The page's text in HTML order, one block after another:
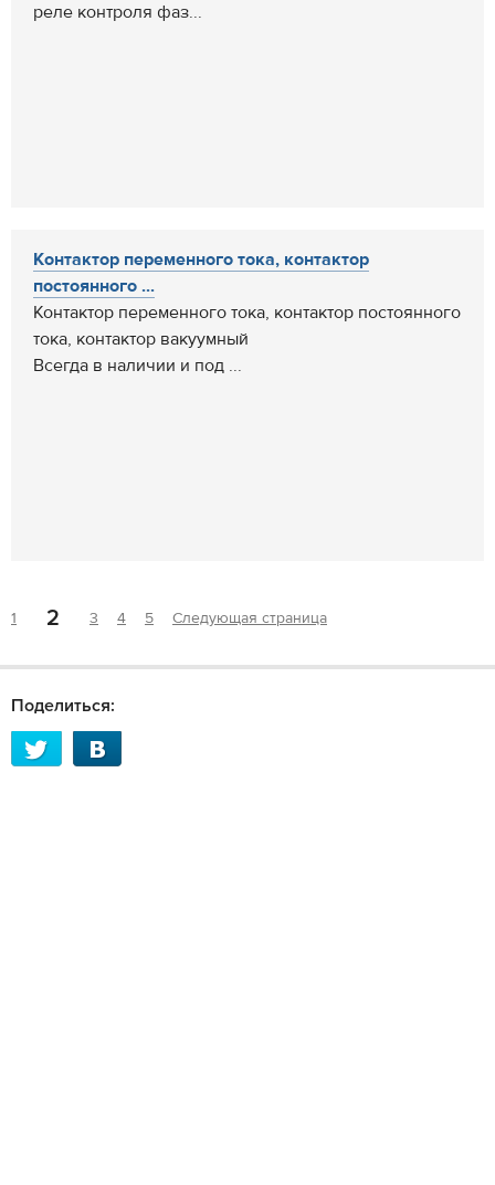
реле контроля фаз...
Контактор переменного тока, контактор
постоянного ...
Контактор переменного тока, контактор постоянного
тока, контактор вакуумный
Всегда в наличии и под ...
1 2 3 4 5 Следующая страница
Поделиться: